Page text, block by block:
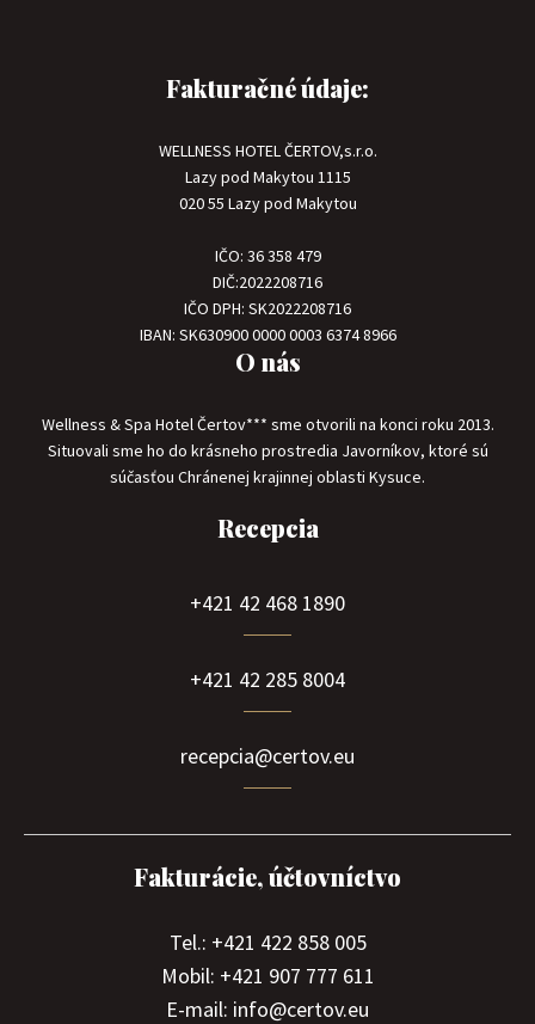
Fakturačné údaje:
WELLNESS HOTEL ČERTOV,s.r.o.
Lazy pod Makytou 1115
020 55 Lazy pod Makytou
IČO: 36 358 479
DIČ:2022208716
IČO DPH: SK2022208716
IBAN: SK630900 0000 0003 6374 8966
O nás
Wellness & Spa Hotel Čertov*** sme otvorili na konci roku 2013.
Situovali sme ho do krásneho prostredia Javorníkov, ktoré sú
súčasťou Chránenej krajinnej oblasti Kysuce.
Recepcia
+421 42 468 1890
+421 42 285 8004
recepcia@certov.eu
Fakturácie, účtovníctvo
Tel.: +421 422 858 005
Mobil: +421 907 777 611
E-mail: info@certov.eu